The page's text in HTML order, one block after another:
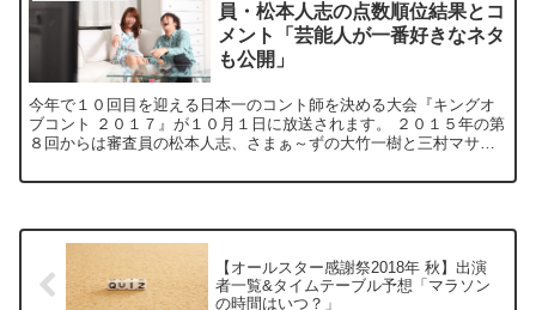
員・松本人志の点数順位結果とコ
メント「芸能人が一番好きなネタ
も公開」
今年で１０回目を迎える日本一のコント師を決める大会『キングオ
ブコント ２０１７』が１０月１日に放送されます。 ２０１５年の第
８回からは審査員の松本人志、さまぁ～ずの大竹一樹と三村マサカ
【オールスター感謝祭2018年 秋】出演
者一覧&タイムテーブル予想「マラソン
の時間はいつ？」